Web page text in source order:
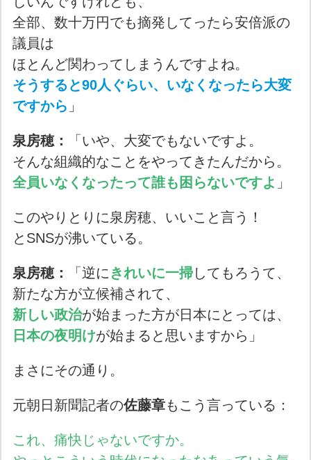
全部、数十万円でも摘発してったら安倍派の
議員は
ほとんど関わってしまうんですよね。
そうすると90人ぐらい、いなくなったら大変
ですから 」
泉房穂：
「いや、大変でもないですよ。
そんな組織的なことをやってきたんだから。
全員いなくなったって誰も困らないですよ 」
このやりとりに泉房穂、いいこと言う！
とSNSが沸いている。
泉房穂： 「逆に きれいに一掃してもろうて、
新たな方が立候補されて、
新しい政治が始まった方が日本にとっては、
日本の夜明けが始まると思いますから」
まさにその通り。
元朝日新聞記者の佐藤章もこう言っている：
これ、痛快じゃないですか。